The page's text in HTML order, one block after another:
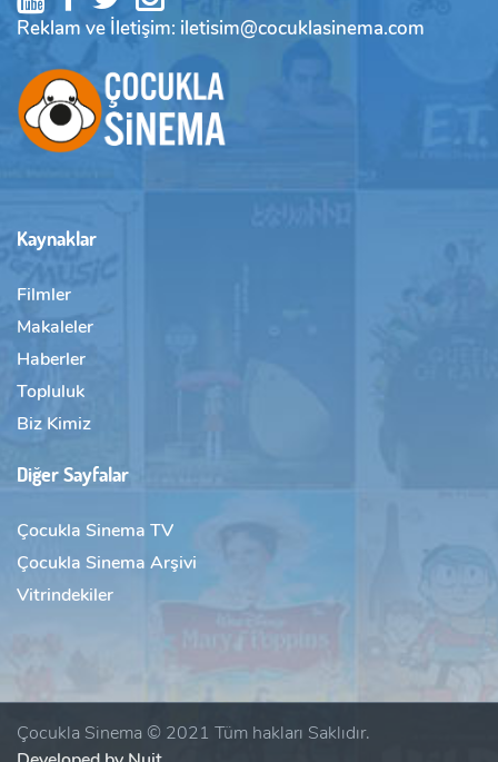
Reklam ve İletişim: iletisim@cocuklasinema.com
Kaynaklar
Filmler
Makaleler
Haberler
Topluluk
Biz Kimiz
Diğer Sayfalar
Çocukla Sinema TV
Çocukla Sinema Arşivi
Vitrindekiler
Çocukla Sinema © 2021 Tüm hakları Saklıdır.